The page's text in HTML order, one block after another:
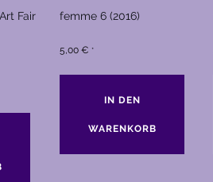
Fair femme 6 (2016)
5,00 € *
IN DEN
WARENKORB